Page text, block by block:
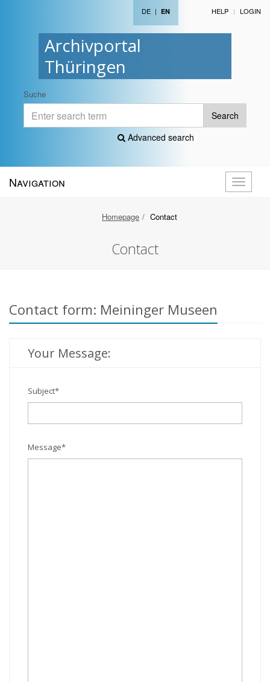
Archivportal
Thüringen
DE | EN HELP LOGIN
Suche
Search
Advanced search
Toggle
Navigation
Homepage Contact
Contact
Contact form: Meininger Museen
Your Message:
Subject*
Message*